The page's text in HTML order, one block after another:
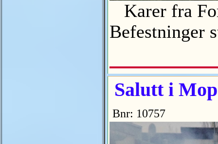
Karer fra
Befestninger
Salutt i
Bnr: 10757